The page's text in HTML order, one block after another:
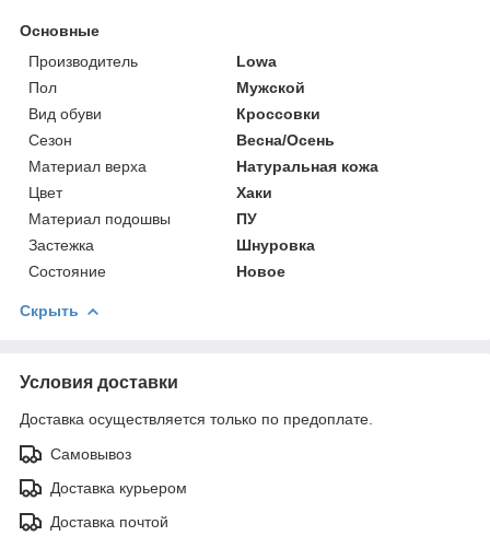
Основные
Производитель
Lowa
Пол
Мужской
Вид обуви
Кроссовки
Сезон
Весна/Осень
Материал верха
Натуральная кожа
Цвет
Хаки
Материал подошвы
ПУ
Застежка
Шнуровка
Состояние
Новое
Скрыть
Условия доставки
Доставка осуществляется только по предоплате.
Самовывоз
Доставка курьером
Доставка почтой